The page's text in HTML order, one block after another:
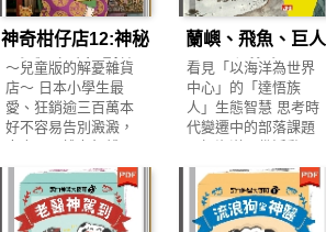
戲般的閱讀過程中，
開啟觀察力與表達
力，同時也拉近親子
之間的眼神與情感交
流。 【本書特色】 1.
用「一天的生活」打
開孩子的世界，安全
早晨睜眼到夜晚入
睡，熟悉的日常情境
串起孩子的一天。吃
飯、散步、洗澡、說
咪組隊！ 究竟這場桌
球雙打比賽中，討厭
艾咪的叮咚會選擇怎
麼做呢？ 【本書特
色】 1.結合國際運動
潮流的原創故事 2.認
識「桌球」是什麼？
化學習「桌球」相關
體育知識 4.從做中
學，透過親子互動體
最重大的宗教盛事。
數以萬計的信徒湧入
大甲，加入這場以媽
祖為中心的嘉年華。
然而，對生活在當地
的大甲人而言，媽祖
究竟是怎樣的存在
Ballboss以其土生土
長於大甲的個人情感
經驗，在留學英國期
神奇柑仔店12:神秘
人與駱駝輕鬆符
～兒童版的解憂雜貨
店～ 日本小學生最
愛、狂銷逾三百萬本
好不容易告別澱澱，
究竟又是誰在打錢天
堂的主意？ 為什麼要
到處尋找曾經到訪的
客人，以及他們使用
產品的經驗呢？ 錢天
蘭嶼、飛魚、巨人
和故事
看見「以海洋為世界
中心」的「達悟族
人」生態智慧 思考時
代變遷中的部落課題
了解海洋民俗活動、
環境與生活的關係 喚
醒海洋之子探險精神
暑假剛開始時，從太
平洋飄來一個神祕的